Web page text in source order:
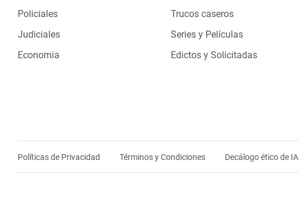
Policiales
Judiciales
Economia
Trucos caseros
Series y Películas
Edictos y Solicitadas
Políticas de Privacidad Términos y Condiciones Decálogo ético de IA